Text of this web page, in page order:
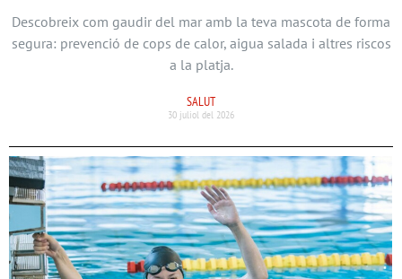
Descobreix com gaudir del mar amb la teva mascota de forma
segura: prevenció de cops de calor, aigua salada i altres riscos
a la platja.
SALUT
30 juliol del 2026